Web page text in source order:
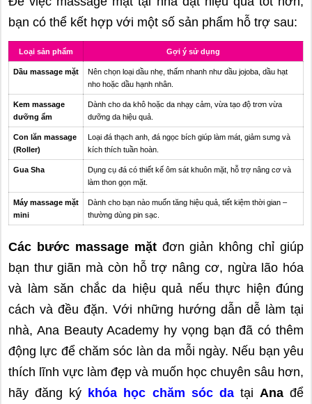
bạn có thể kết hợp với một số sản phẩm hỗ trợ sau:
Loại sản phẩm Gợi ý sử dụng
Dầu massage mặt
Nên chọn loại dầu nhẹ, thấm nhanh như dầu jojoba, dầu hạt
nho hoặc dầu hạnh nhân.
Kem massage
dưỡng ẩm
Dành cho da khô hoặc da nhạy cảm, vừa tạo độ trơn vừa
dưỡng da hiệu quả.
Con lăn massage
(Roller)
Loại đá thạch anh, đá ngọc bích giúp làm mát, giảm sưng và
kích thích tuần hoàn.
Gua Sha
Dụng cụ đá có thiết kế ôm sát khuôn mặt, hỗ trợ nâng cơ và
làm thon gọn mặt.
Máy massage mặt
mini
Dành cho bạn nào muốn tăng hiệu quả, tiết kiệm thời gian –
thường dùng pin sạc.
Các bước massage mặtđơn giản không chỉ giúp
bạn thư giãn mà còn hỗ trợ nâng cơ, ngừa lão hóa
và làm săn chắc da hiệu quả nếu thực hiện đúng
cách và đều đặn. Với những hướng dẫn dễ làm tại
nhà, Ana Beauty Academy hy vọng bạn đã có thêm
động lực để chăm sóc làn da mỗi ngày. Nếu bạn yêu
thích lĩnh vực làm đẹp và muốn học chuyên sâu hơn,
hãy đăng ký khóa học chăm sóc da tại Anađể